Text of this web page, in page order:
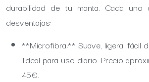
durabilidad de tu manta. Cada uno
desventajas:
**Microfibra:** Suave, ligera, fácil
Ideal para uso diario. Precio
45€.